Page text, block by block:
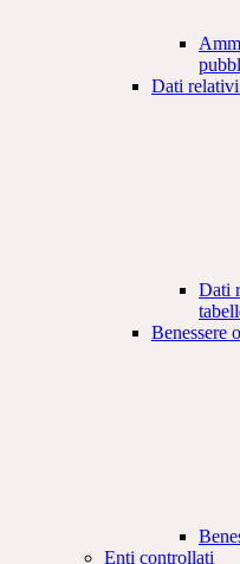
Dati
Dati
Benessere
Enti controllati